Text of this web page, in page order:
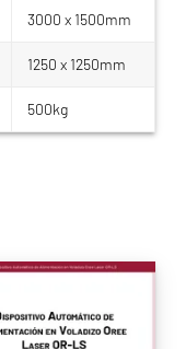
3000 x 1500mm
1250 x 1250mm
500kg